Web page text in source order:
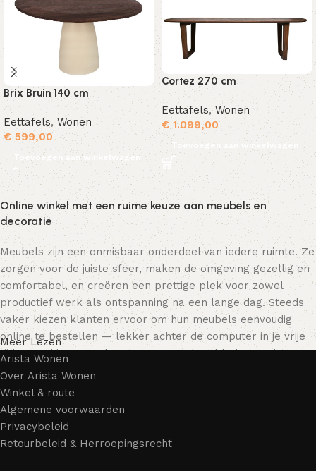
Brix Bruin 140 cm
Eettafels, Wonen
€ 599,00
Toevoegen aan winkelwagen
Cortez 270 cm
Eettafels,Wonen
€ 1.099,00
Toevoegen aan winkelwagen
Online winkel met een ruime keuze aan meubels en
decoratie
Meubels zijn een onmisbaar onderdeel van iedere ruimte. Ze
zorgen voor de juiste sfeer, maken de omgeving gezellig en
comfortabel, en creëren een prettige plek voor zowel
productief werk als ontspanning na een lange dag. Steeds
vaker kiezen klanten ervoor om hun meubels eenvoudig
online te bestellen — lekker achter de computer in je vrije
tijd, terwijl je rustig door het assortiment bladert en het
meubelstuk kiest dat bij je past. Onze online winkel biedt
een uitgebreide catalogus met meubels voor zowel thuis als
kantoor.
Meubelproductie is een moderne vorm van kunst
Meer Lezen
Arista Wonen
Over Arista Wonen
Winkel & route
Algemene voorwaarden
Privacybeleid
Retourbeleid & Herroepingsrecht